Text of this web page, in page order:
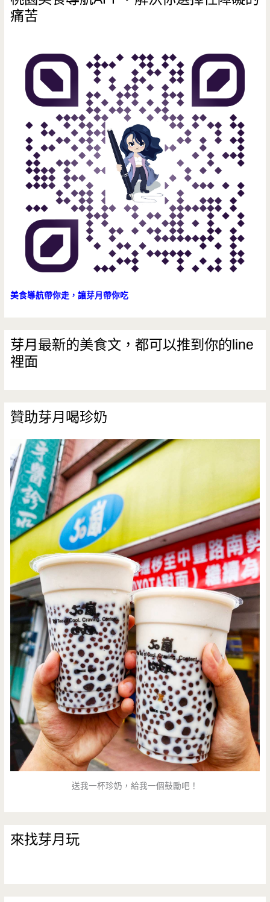
有
改
痛苦
美食導航帶你走，讓芽月帶你吃
芽月最新的美食文，都可以推到你的line
裡面
贊助芽月喝珍奶
送我一杯珍奶，給我一個鼓勵吧！
來找芽月玩